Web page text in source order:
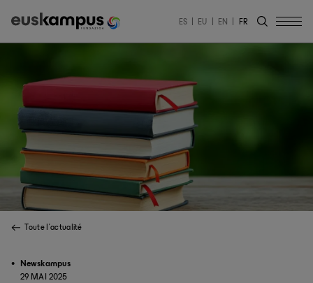
ES EU EN FR
Toute l'actualité
Newskampus
29 MAI 2025